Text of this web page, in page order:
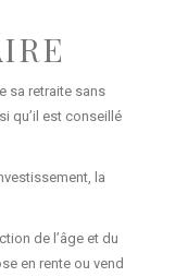
sa retraite sans
qu’il est conseillé
la
de l’âge et du
en rente ou vend